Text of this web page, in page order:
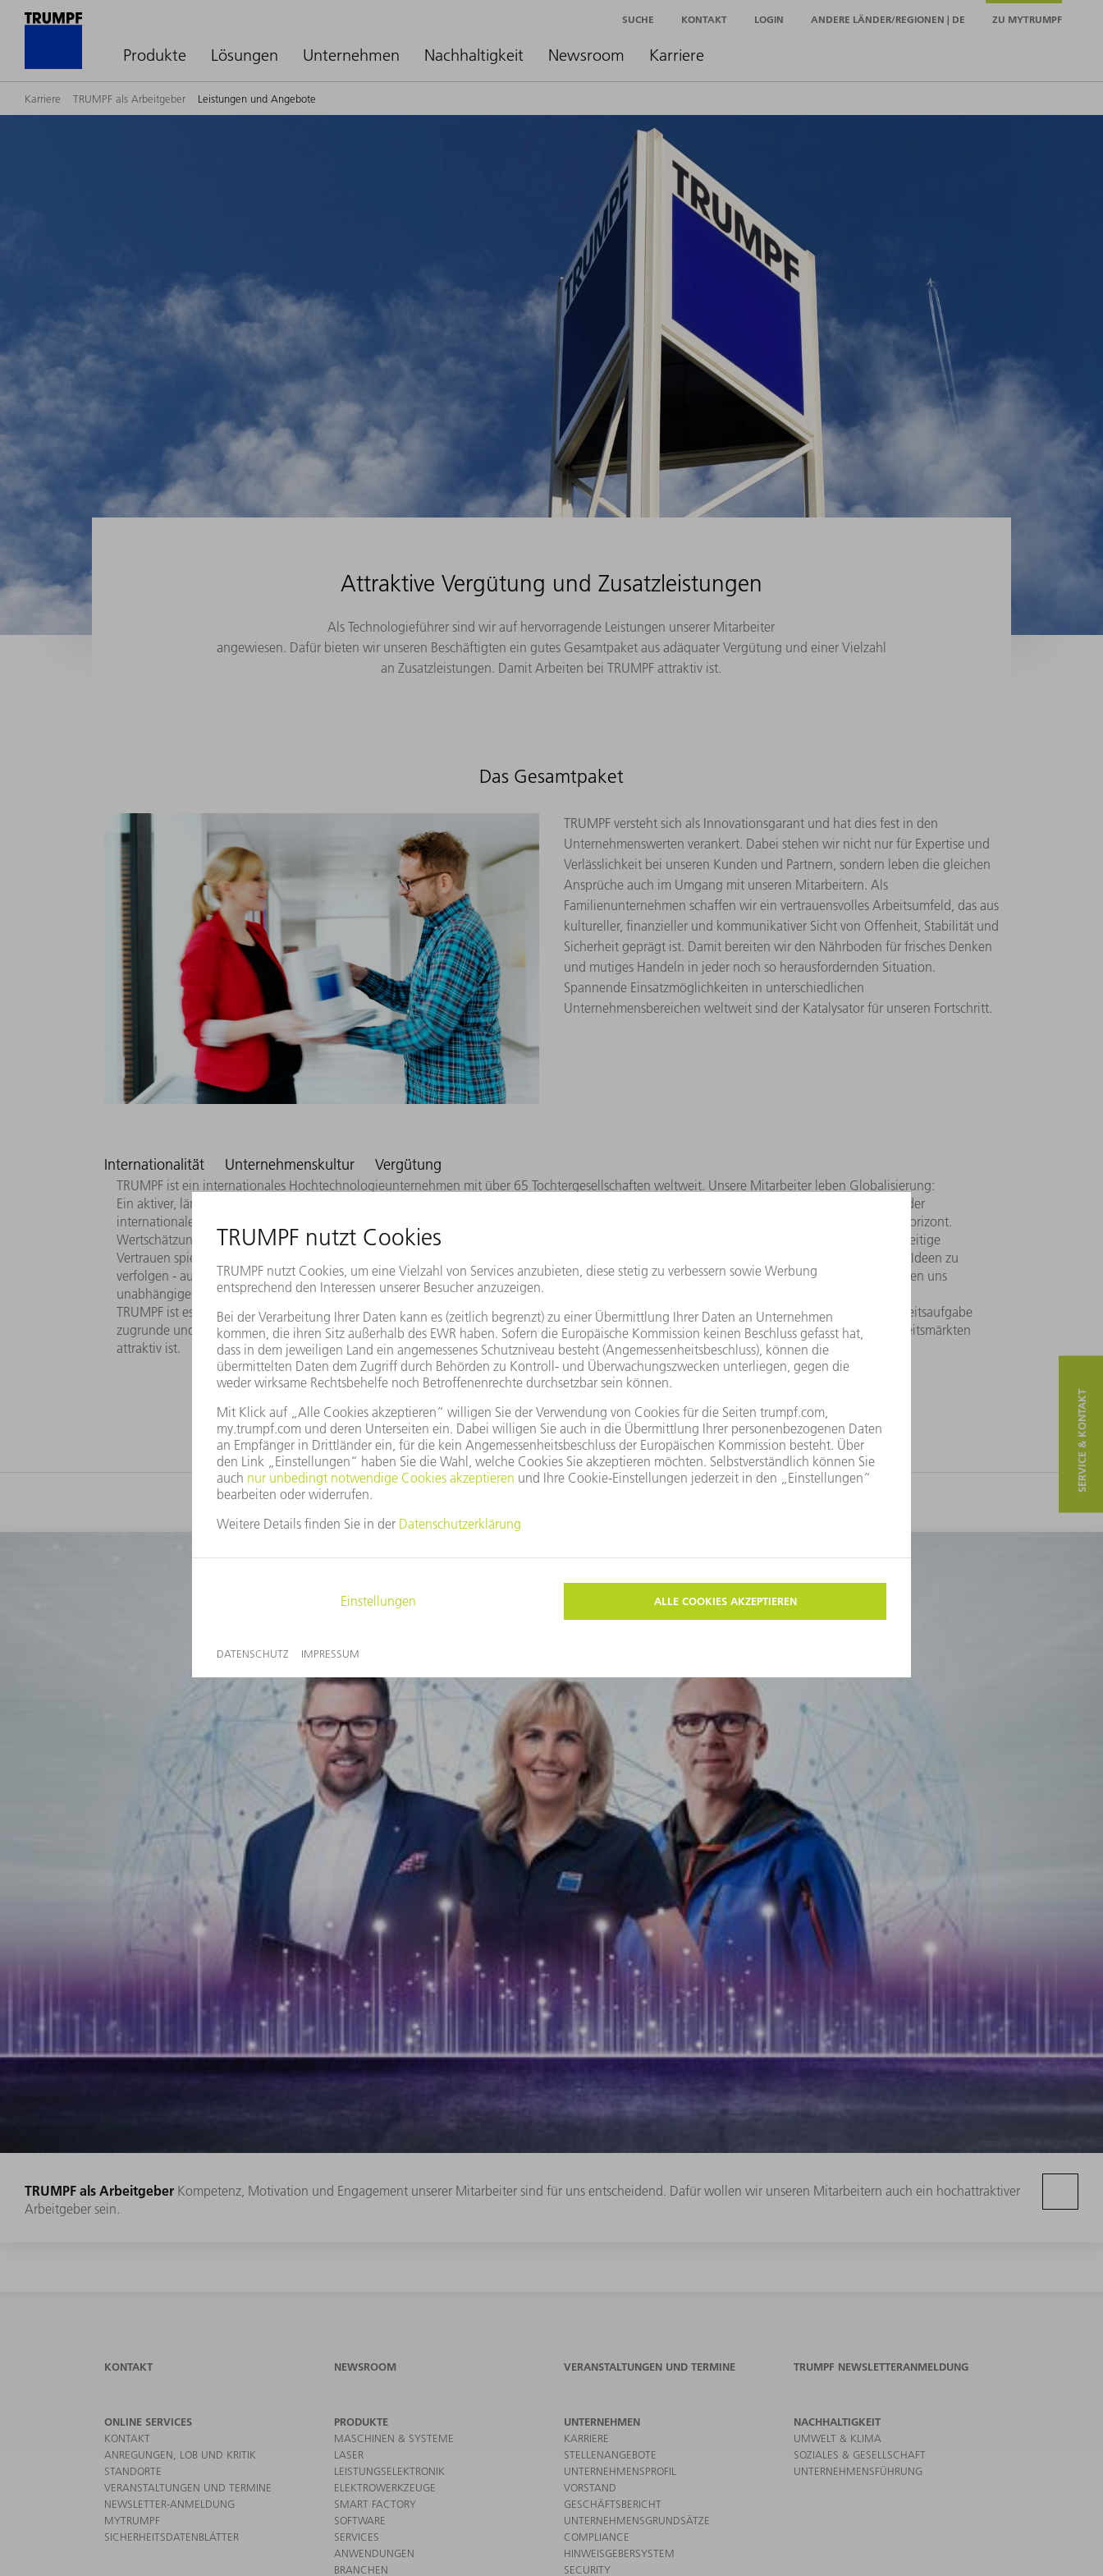
Produkte Lösungen Unternehmen Nachhaltigkeit Newsroom Karriere
SUCHE KONTAKT LOGIN ANDERE LÄNDER/REGIONEN | DE ZU MYTRUMPF
Karriere TRUMPF als Arbeitgeber Leistungen und Angebote
Attraktive Vergütung und Zusatzleistungen
Als Technologieführer sind wir auf hervorragende Leistungen unserer Mitarbeiter
angewiesen. Dafür bieten wir unseren Beschäftigten ein gutes Gesamtpaket aus adäquater Vergütung und einer Vielzahl
an Zusatzleistungen. Damit Arbeiten bei TRUMPF attraktiv ist.
Das Gesamtpaket
TRUMPF versteht sich als Innovationsgarant und hat dies fest in den
Unternehmenswerten verankert. Dabei stehen wir nicht nur für Expertise und
Verlässlichkeit bei unseren Kunden und Partnern, sondern leben die gleichen
Ansprüche auch im Umgang mit unseren Mitarbeitern. Als
Familienunternehmen schaffen wir ein vertrauensvolles Arbeitsumfeld, das aus
kultureller, finanzieller und kommunikativer Sicht von Offenheit, Stabilität und
Sicherheit geprägt ist. Damit bereiten wir den Nährboden für frisches Denken
und mutiges Handeln in jeder noch so herausfordernden Situation.
Spannende Einsatzmöglichkeiten in unterschiedlichen
Unternehmensbereichen weltweit sind der Katalysator für unseren Fortschritt.
Internationalität
TRUMPF ist ein internationales Hochtechnologieunternehmen mit über 65 Tochtergesellschaften weltweit. Unsere Mitarbeiter leben Globalisierung:
Ein aktiver, länderübergreifender Austausch zwischen den Standorten gehört für uns wie selbstverständlich zum Arbeitsalltag. Entsendungen oder
internationale Projekteinsätze ermöglichen den persönlichen Kontakt mit Kollegen aus anderen Kulturkreisen und erweitern den beruflichen Horizont.
Unternehmenskultur
Wertschätzung und ein respektvoller Umgang sind die wichtigsten Grundpfeiler unserer Unternehmenskultur. Die Kollegialität und das gegenseitige
Vertrauen spiegeln sich auch in unserem Arbeitgeberversprechen "Trusting in brave ideas" wider: TRUMPF ermutigt Mitarbeiter jederzeit, neue Ideen zu
verfolgen - auch abseits der Norm. Bei TRUMPF können Sie etwas bewegen, verändern und an den Lösungen von morgen mitarbeiten. Wir leisten uns
unabhängiges, langfristiges Denken und garantieren dank unserer finanziellen Unabhängigkeit sichere Arbeitsplätze.
Vergütung
TRUMPF ist es ein wichtiges Anliegen, seine Mitarbeiter ansprechend zu vergüten. Wir legen daher stets die Anforderungen der jeweiligen Arbeitsaufgabe
zugrunde und führen regelmäßig Gehaltsbenchmarks durch. Auf diese Weise gewährleisten wir auch, dass die Vergütung auf den lokalen Arbeitsmärkten
attraktiv ist.
TRUMPF als Arbeitgeber Kompetenz, Motivation und Engagement unserer Mitarbeiter sind für uns entscheidend. Dafür wollen wir unseren Mitarbeitern auch ein hochattraktiver
Arbeitgeber sein.
SERVICE & KONTAKT
KONTAKT NEWSROOM VERANSTALTUNGEN UND TERMINE TRUMPF NEWSLETTERANMELDUNG
ONLINE SERVICES
KONTAKT
ANREGUNGEN, LOB UND KRITIK
STANDORTE
VERANSTALTUNGEN UND TERMINE
NEWSLETTER-ANMELDUNG
MYTRUMPF
SICHERHEITSDATENBLÄTTER
PRODUKTE
MASCHINEN & SYSTEME
LASER
LEISTUNGSELEKTRONIK
ELEKTROWERKZEUGE
SMART FACTORY
SOFTWARE
SERVICES
ANWENDUNGEN
BRANCHEN
UNTERNEHMEN
KARRIERE
STELLENANGEBOTE
UNTERNEHMENSPROFIL
VORSTAND
GESCHÄFTSBERICHT
UNTERNEHMENSGRUNDSÄTZE
COMPLIANCE
HINWEISGEBERSYSTEM
SECURITY
NACHHALTIGKEIT
UMWELT & KLIMA
SOZIALES & GESELLSCHAFT
UNTERNEHMENSFÜHRUNG